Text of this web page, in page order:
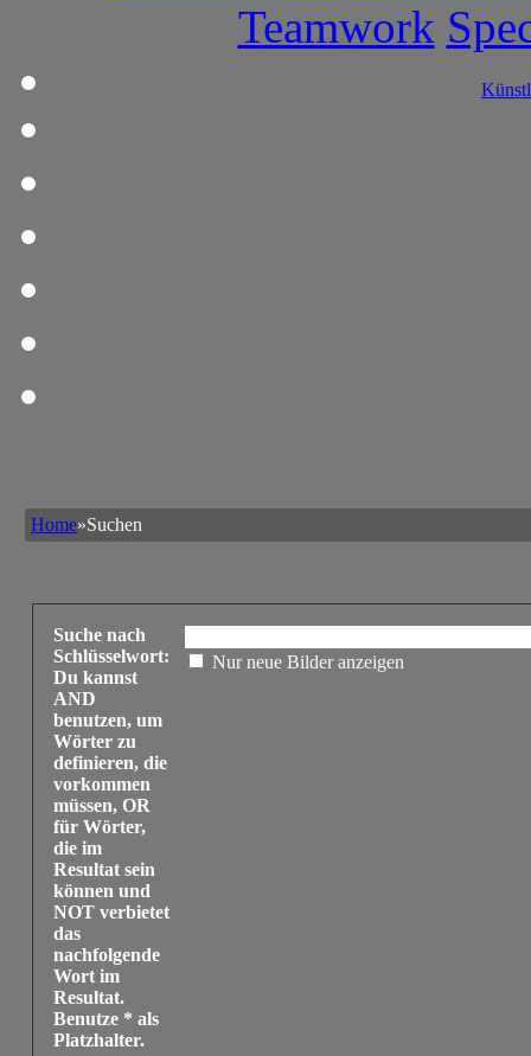
Teamwork
Home»Suchen
Suche nach
Schlüsselwort:
Du kannst
AND
benutzen, um
Wörter zu
definieren, die
vorkommen
müssen, OR
für Wörter,
die im
Resultat sein
können und
NOT verbietet
das
nachfolgende
Wort im
Resultat.
Benutze * als
Platzhalter.
Nur neue Bilder anzeigen